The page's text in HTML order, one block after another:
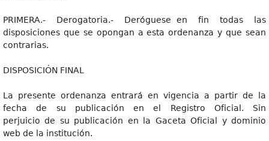
PRIMERA.- Derogatoria.- Deróguese en fin todas las
disposiciones que se opongan a esta ordenanza y que sean
contrarias.
DISPOSICIÓN FINAL
La presente ordenanza entrará en vigencia a partir de la
fecha de su publicación en el Registro Oficial. Sin
perjuicio de su publicación en la Gaceta Oficial y dominio
web de la institución.